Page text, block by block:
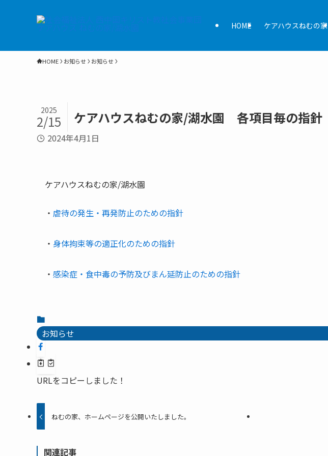
HOME ケアハウスねむの家
HOME お知らせ お知らせ
ケアハウスねむの家/湖水園 各項目毎の指針
2025
2/15
2024年4月1日
ケアハウスねむの家/湖水園
・ 虐待の発生・再発防止のための指針
・ 身体拘束等の適正化のための指針
・ 感染症・食中毒の予防及びまん延防止のための指針
お知らせ
URLをコピーしました！
ねむの家、ホームページを公開いたしました。
関連記事